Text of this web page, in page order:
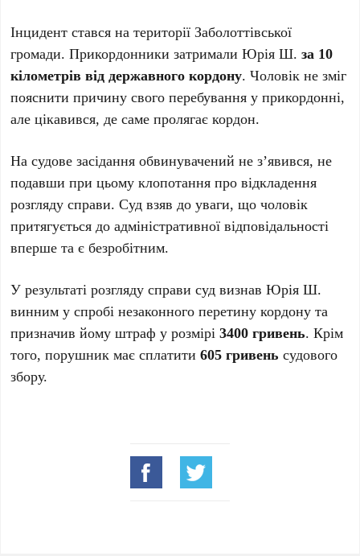
Інцидент стався на території Заболоттівської
громади. Прикордонники затримали Юрія Ш.за 10
кілометрів від державного кордону. Чоловік не зміг
пояснити причину свого перебування у прикордонні,
але цікавився, де саме пролягає кордон.
На судове засідання обвинувачений не з’явився, не
подавши при цьому клопотання про відкладення
розгляду справи. Суд взяв до уваги, що чоловік
притягується до адміністративної відповідальності
вперше та є безробітним.
У результаті розгляду справи суд визнав Юрія Ш.
винним у спробі незаконного перетину кордону та
призначив йому штраф у розмірі3400 гривень. Крім
того, порушник має сплатити605 гривень судового
збору.